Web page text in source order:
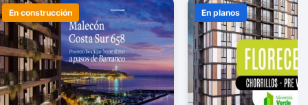
En construcción En planos